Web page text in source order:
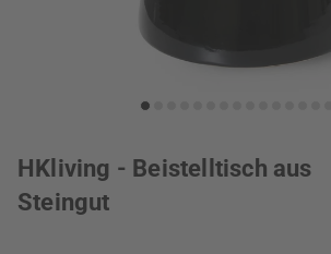
HKliving - Beistelltisch aus
Steingut